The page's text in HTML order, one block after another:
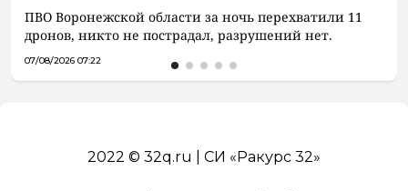
ПВО Воронежской области за ночь перехватили 11
дронов, никто не пострадал, разрушений нет.
07/08/2026 07:22
2022 © 32q.ru | СИ «Ракурс 32»